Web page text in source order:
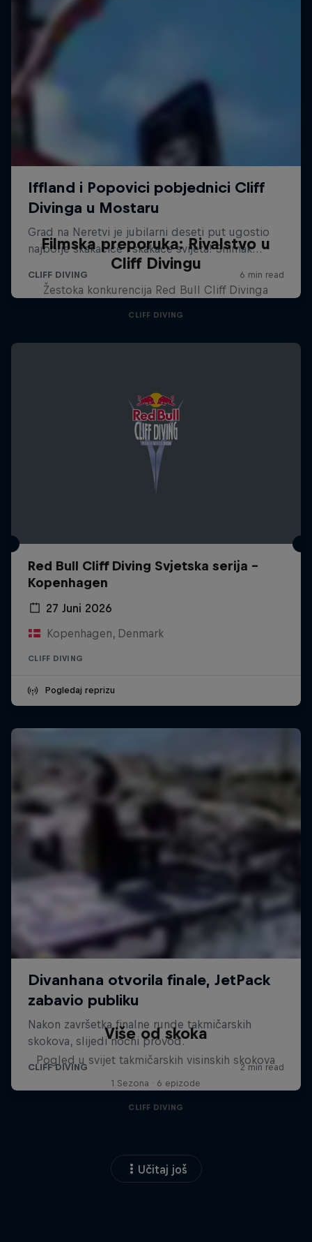
Filmska preporuka: Rivalstvo u
Cliff Divingu
Žestoka konkurencija Red Bull Cliff Divinga
CLIFF DIVING
Red Bull Cliff Diving Svjetska serija -
Kopenhagen
27 Juni 2026
Kopenhagen, Denmark
CLIFF DIVING
Pogledaj reprizu
Više od skoka
Pogled u svijet takmičarskih visinskih skokova
1 Sezona · 6 epizode
CLIFF DIVING
Učitaj još